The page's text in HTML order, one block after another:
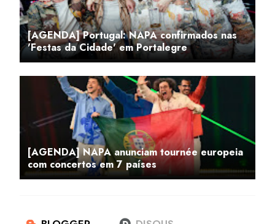
[AGENDA] Portugal: NAPA confirmados nas
'Festas da Cidade' em Portalegre
[AGENDA] NAPA anunciam tournée europeia
com concertos em 7 países